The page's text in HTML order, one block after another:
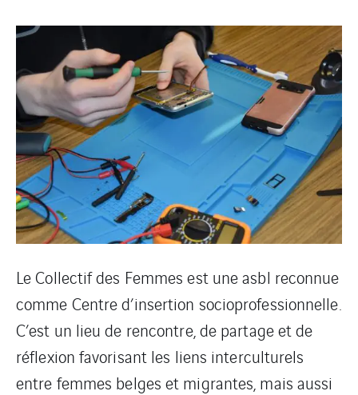
Le Collectif des Femmes est une asbl reconnue
comme Centre d’insertion socioprofessionnelle.
C’est un lieu de rencontre, de partage et de
réflexion favorisant les liens interculturels
entre femmes belges et migrantes, mais aussi